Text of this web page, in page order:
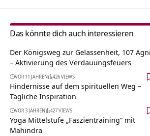
Das könnte dich auch interessieren
Der Königsweg zur Gelassenheit, 107 Agni
– Aktivierung des Verdauungsfeuers
VOR 11 JAHREN 426 VIEWS
Hindernisse auf dem spirituellen Weg –
Tägliche Inspiration
VOR 3 JAHREN 427 VIEWS
Yoga Mittelstufe „Faszientraining“ mit
Mahindra